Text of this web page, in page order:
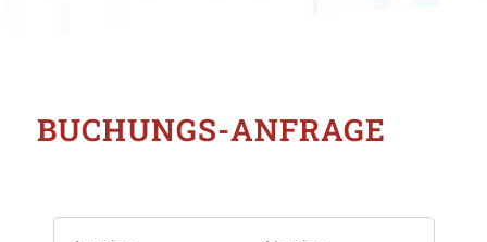
BUCHUNGS-ANFRAGE